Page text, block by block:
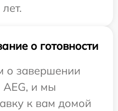
о готовности
завершении
AEG, и мы
к вам домой